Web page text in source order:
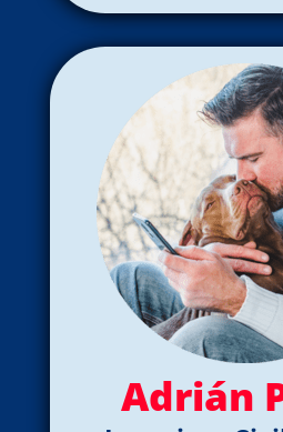
Adrián